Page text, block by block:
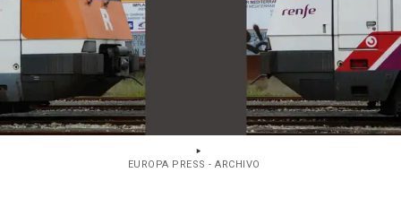
EUROPA PRESS - ARCHIVO